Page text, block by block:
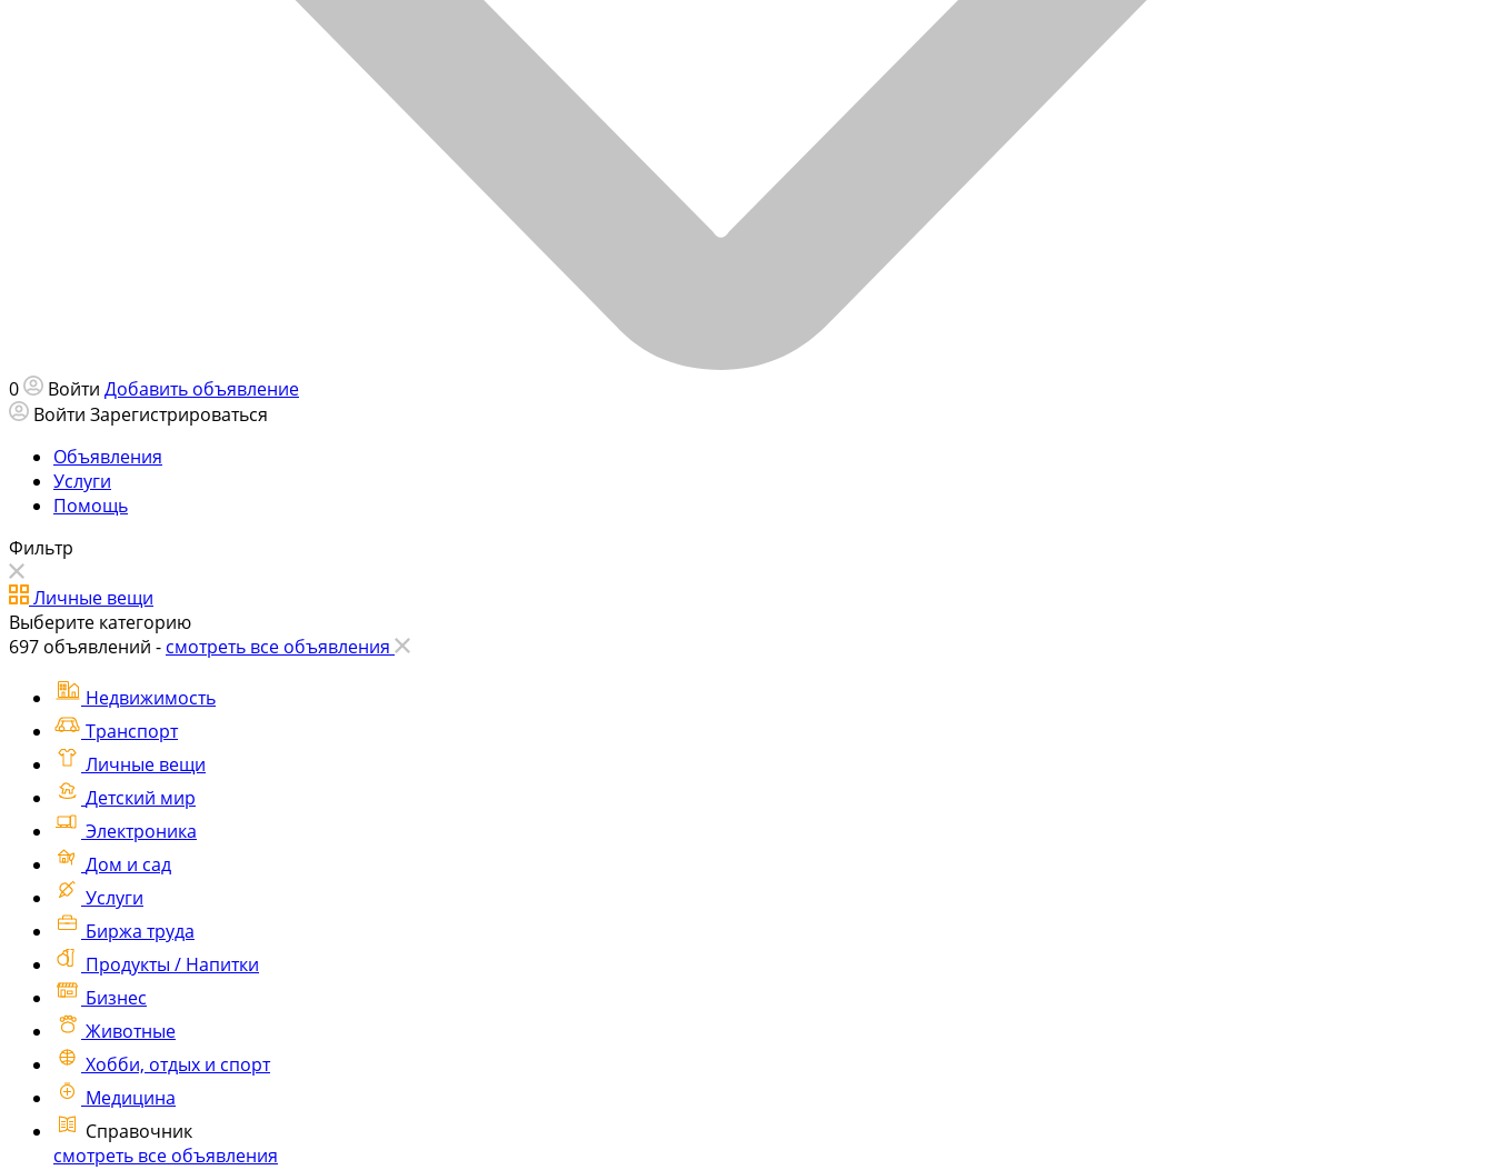
0 Войти Добавить объявление
Войти Зарегистрироваться
Объявления
Услуги
Помощь
Фильтр
Личные вещи
Выберите категорию
697 объявлений - смотреть все объявления
Недвижимость
Транспорт
Личные вещи
Детский мир
Электроника
Дом и сад
Услуги
Биржа труда
Продукты / Напитки
Бизнес
Животные
Хобби, отдых и спорт
Медицина
Справочник
смотреть все объявления